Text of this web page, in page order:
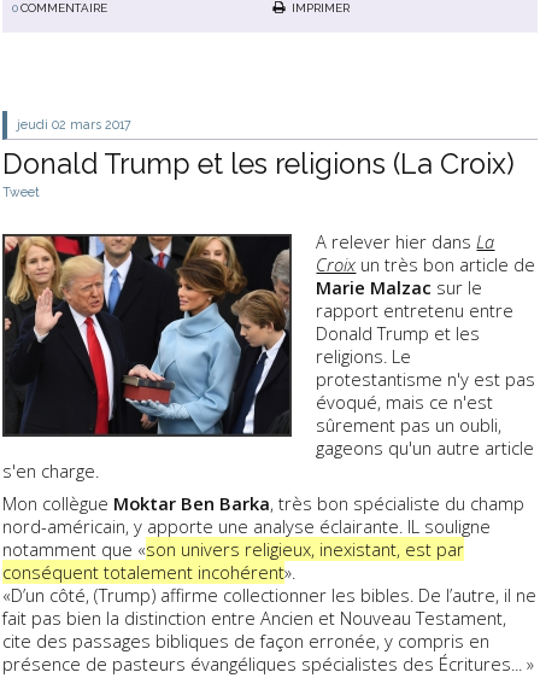
0COMMENTAIRE IMPRIMER
jeudi 02 mars 2017
Donald Trump et les religions (La Croix)
Tweet
A relever hier dansLa
Croix un très bon article de
Marie Malzac sur le
rapport entretenu entre
Donald Trump et les
religions. Le
protestantisme n'y est pas
évoqué, mais ce n'est
sûrement pas un oubli,
gageons qu'un autre article
s'en charge.
Mon collègue Moktar Ben Barka, très bon spécialiste du champ
nord-américain, y apporte une analyse éclairante. IL souligne
notamment que «son univers religieux, inexistant, est par
conséquent totalement incohérent».
«D’un côté, (Trump) affirme collectionner les bibles. De l’autre, il ne
fait pas bien la distinction entre Ancien et Nouveau Testament,
cite des passages bibliques de façon erronée, y compris en
présence de pasteurs évangéliques spécialistes des Écritures... »